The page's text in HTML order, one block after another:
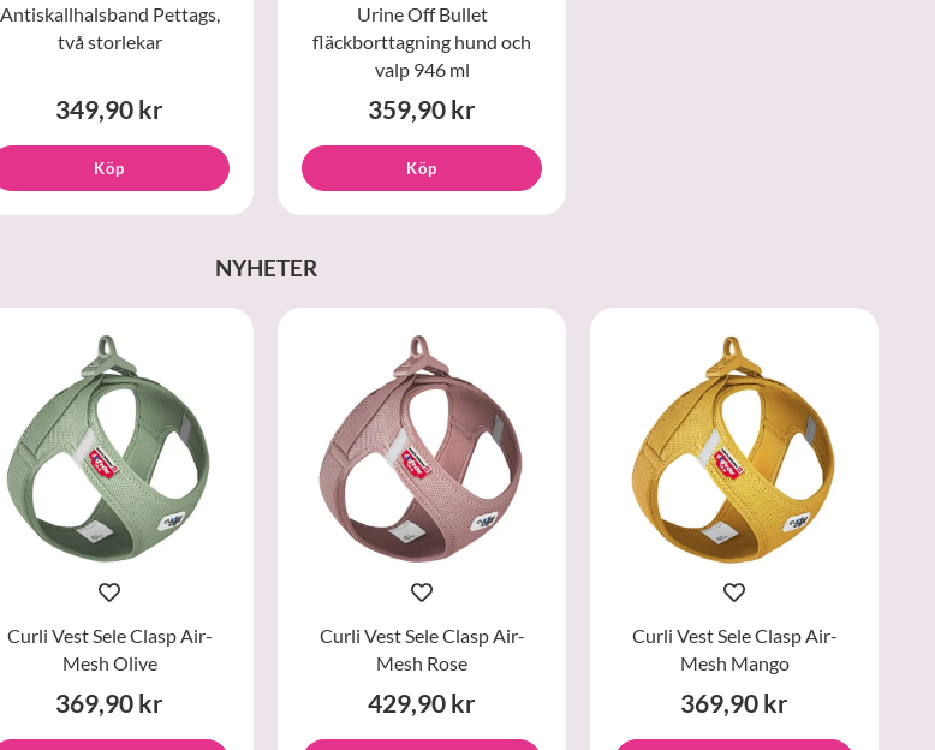
Antiskallhalsband Pettags,
två storlekar
349,90 kr
Köp
Urine Off Bullet
fläckborttagning hund och
valp 946 ml
359,90 kr
Köp
NYHETER
Curli Vest Sele Clasp Air-
Mesh Olive
369,90 kr
Curli Vest Sele Clasp Air-
Mesh Rose
429,90 kr
Curli Vest Sele Clasp Air-
Mesh Mango
369,90 kr